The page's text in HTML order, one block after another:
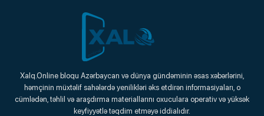
Xalq.Online
Onlayn Platforma
Xalq.Online bloqu Azərbaycan və dünya gündəminin əsas xəbərlərini,
həmçinin müxtəlif sahələrdə yenilikləri əks etdirən informasiyaları, o
cümlədən, təhlil və araşdırma materiallarını oxuculara operativ və yüksək
keyfiyyətlə təqdim etməyə iddialıdır.